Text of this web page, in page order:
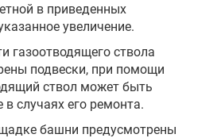
в приведенных
увеличение.
газоотводящего ствола
подвески, при помощи
ствол может быть
случаях его ремонта.
башни предусмотрены